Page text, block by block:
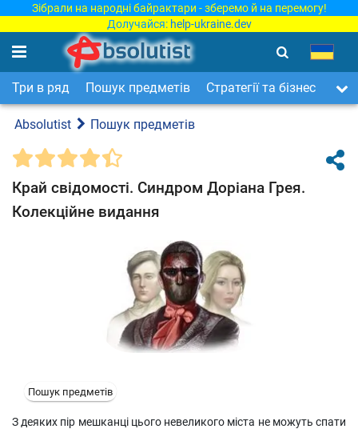
Зібрали на народні байрактари - зберемо й на перемогу!
Долучайся: help-ukraine.dev
Три в ряд Пошук предметів Стратегії та бізнес
Absolutist Пошук предметів
Край свідомості. Синдром Доріана Грея.
Колекційне видання
Пошук предметів
З деяких пір мешканці цього невеликого міста не можуть спати